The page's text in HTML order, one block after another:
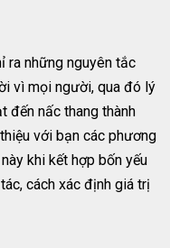
ra những nguyên tắc
vì mọi người, qua đó lý
đến nấc thang thành
với bạn các phương
khi kết hợp bốn yếu
cách xác định giá trị